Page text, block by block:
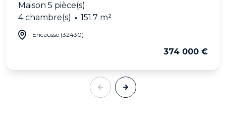
Maison 5 pièce(s)
4 chambre(s)
151.7 m²
Encausse (32430)
374 000 €